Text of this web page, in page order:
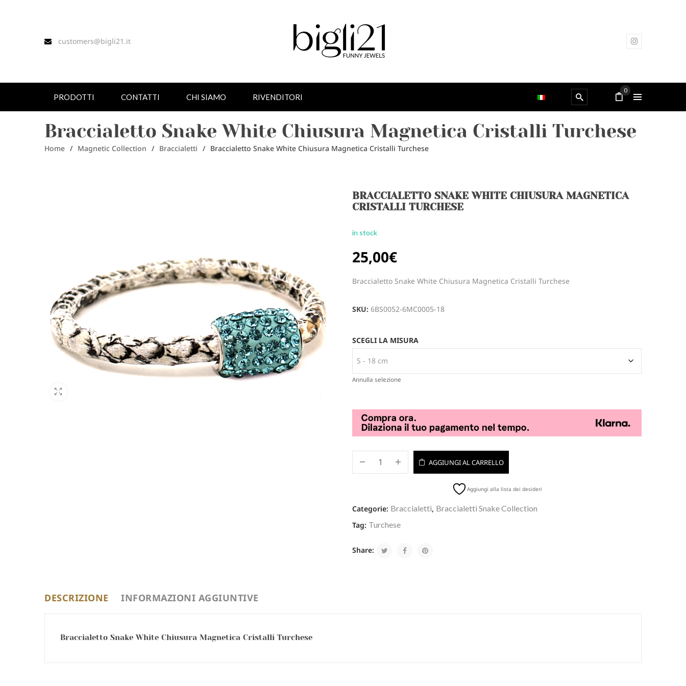
customers@bigli21.it
PRODOTTI CONTATTI CHI SIAMO RIVENDITORI
0
Braccialetto Snake White Chiusura Magnetica Cristalli Turchese
Home / Magnetic Collection / Braccialetti / Braccialetto Snake White Chiusura Magnetica Cristalli Turchese
BRACCIALETTO SNAKE WHITE CHIUSURA MAGNETICA
CRISTALLI TURCHESE
in stock
25,00€
Braccialetto Snake White Chiusura Magnetica Cristalli Turchese
SKU:6BS0052-6MC0005-18
SCEGLI LA MISURA
Annulla selezione
AGGIUNGI AL CARRELLO
Aggiungi alla lista dei desideri
Categorie: Braccialetti, Braccialetti Snake Collection
Tag: Turchese
Share:
DESCRIZIONE INFORMAZIONI AGGIUNTIVE
Braccialetto Snake White Chiusura Magnetica Cristalli Turchese